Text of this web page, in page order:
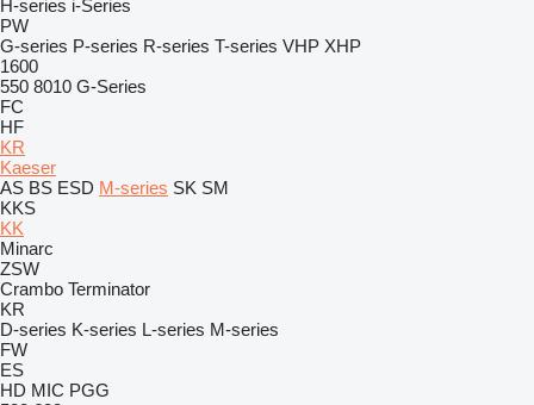
H-series i-Series
PW
G-series P-series R-series T-series VHP XHP
1600
550 8010 G-Series
FC
HF
KR
Kaeser
AS BS ESD M-series SK SM
KKS
KK
Minarc
ZSW
Crambo Terminator
KR
D-series K-series L-series M-series
FW
ES
HD MIC PGG